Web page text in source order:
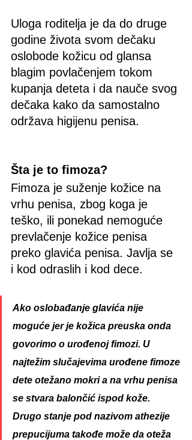
Uloga roditelja je da do druge
godine života svom dečaku
oslobode kožicu od glansa
blagim povlačenjem tokom
kupanja deteta i da nauče svog
dečaka kako da samostalno
održava higijenu penisa.
Šta je to fimoza?
Fimoza je suženje kožice na
vrhu penisa, zbog koga je
teško, ili ponekad nemoguće
prevlačenje kožice penisa
preko glavića penisa. Javlja se
i kod odraslih i kod dece.
Ako oslobađanje glavića nije
moguće jer je kožica preuska onda
govorimo o urođenoj fimozi. U
najtežim slučajevima urođene fimoze
dete otežano mokri a na vrhu penisa
se stvara balončić ispod kože.
Drugo stanje pod nazivom athezije
prepucijuma takođe može da oteža